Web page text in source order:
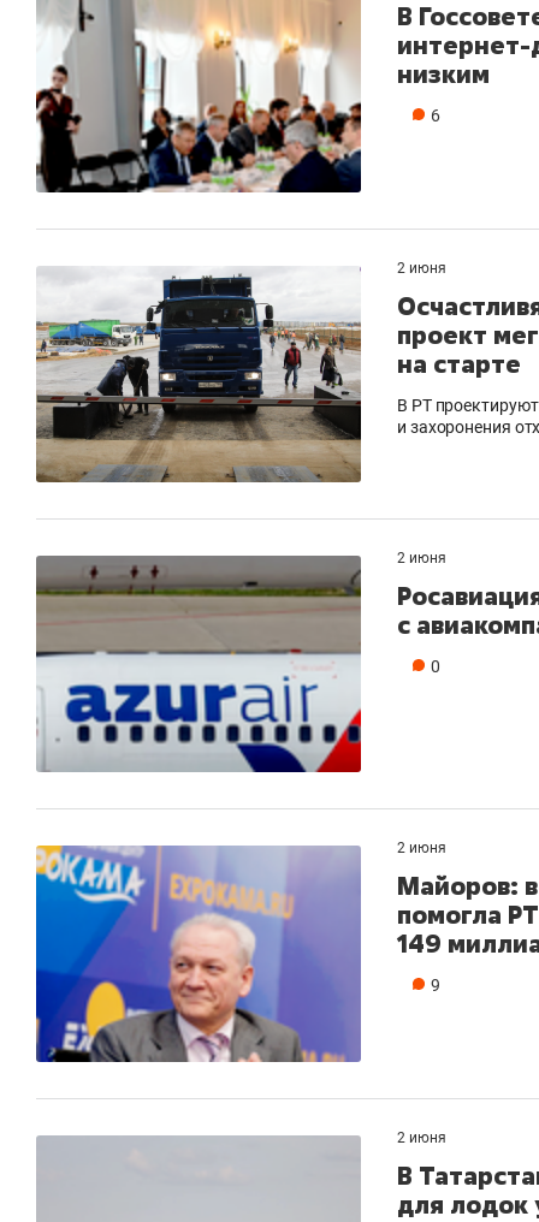
В
интернет-
низким
6
2 июня
проект
на старте
В РТ
и захоронения
2 июня
с
0
2 июня
Майоров:
помогла
149
9
2 июня
В
для лодок